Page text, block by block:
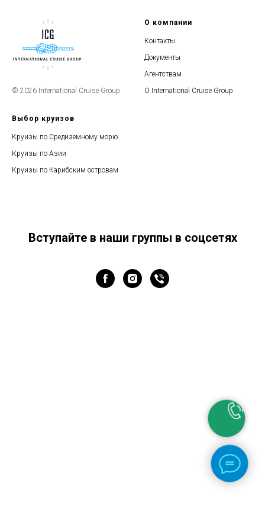
© 2026 International Cruise Group
О компании
Контакты
Документы
Агентствам
О International Cruise Group
Выбор круизов
Круизы по Средиземному морю
Круизы по Азии
Круизы по Карибским островам
Вступайте в наши группы в соцсетях